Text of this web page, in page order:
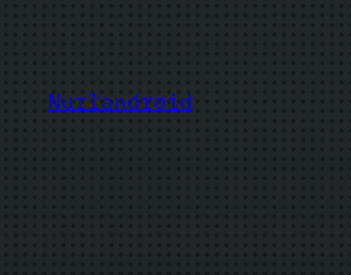
содержимому
Nurlandroid